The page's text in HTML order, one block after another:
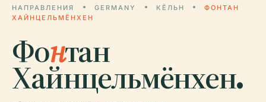
НАПРАВЛЕНИЯ GERMANY КЁЛЬН
ФОНТАН
ХАЙНЦЕЛЬМЁНХЕН
Фонтан
Хайнцельмёнхен.